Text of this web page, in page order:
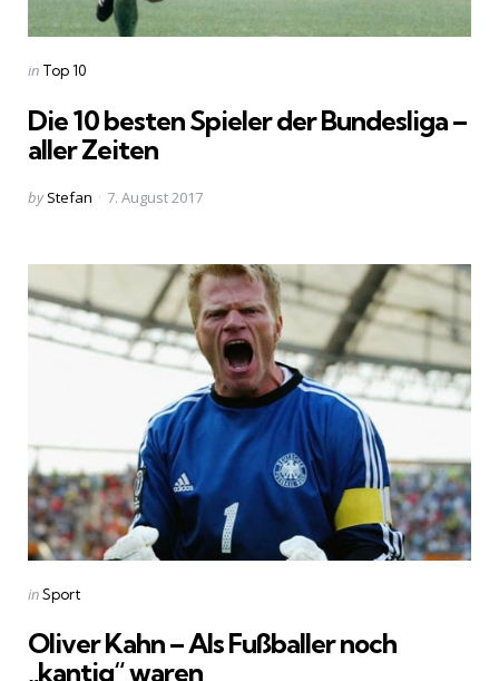
Categories
Posted
in Top 10
Die 10 besten Spieler der Bundesliga –
aller Zeiten
Posted
by Stefan 7. August 2017
Categories
Posted
inSport
Oliver Kahn – Als Fußballer noch
„kantig“ waren